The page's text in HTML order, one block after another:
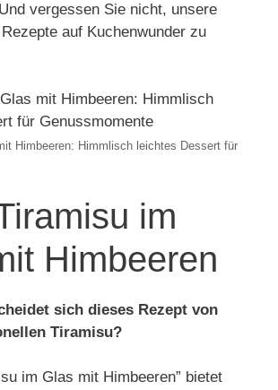
vergessen Sie nicht, unsere
auf Kuchenwunder zu
Himbeeren: Himmlisch leichtes Dessert für
im
Himbeeren
sich dieses Rezept von
Tiramisu?
im Glas mit Himbeeren” bietet